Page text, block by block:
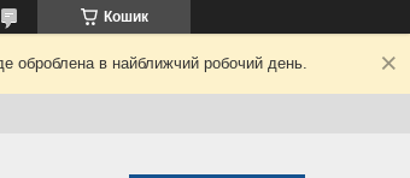
Кошик
оброблена в найближчий робочий день.